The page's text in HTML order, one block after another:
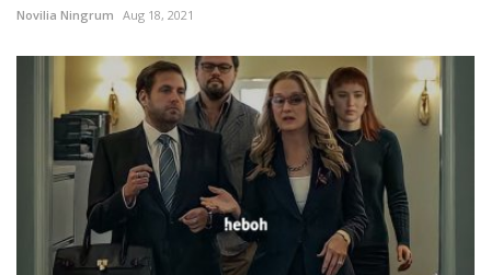
Novilia Ningrum Aug 18, 2021